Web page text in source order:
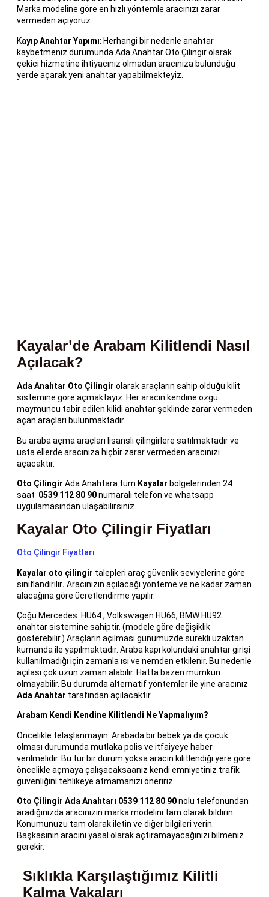
Marka modeline göre en hızlı yöntemle aracınızı zarar
vermeden açıyoruz.
Kayıp Anahtar Yapımı: Herhangi bir nedenle anahtar
kaybetmeniz durumunda Ada Anahtar Oto Çilingir olarak
çekici hizmetine ihtiyacınız olmadan aracınıza bulunduğu
yerde açarak yeni anahtar yapabilmekteyiz.
Kayalar’de Arabam Kilitlendi Nasıl
Açılacak?
Ada Anahtar Oto Çilingir olarak araçların sahip olduğu kilit
sistemine göre açmaktayız. Her aracın kendine özgü
maymuncu tabir edilen kilidi anahtar şeklinde zarar vermeden
açan araçları bulunmaktadır.
Bu araba açma araçları lisanslı çilingirlere satılmaktadır ve
usta ellerde aracınıza hiçbir zarar vermeden aracınızı
açacaktır.
Oto Çilingir Ada Anahtara tüm Kayalar bölgelerinden 24
saat 0539 112 80 90numaralı telefon ve whatsapp
uygulamasından ulaşabilirsiniz.
Kayalar Oto Çilingir Fiyatları
Oto Çilingir Fiyatları :
Kayalar oto çilingir talepleri araç güvenlik seviyelerine göre
sınıflandırılır. Aracınızın açılacağı yönteme ve ne kadar zaman
alacağına göre ücretlendirme yapılır.
Çoğu Mercedes HU64 , Volkswagen HU66, BMW HU92
anahtar sistemine sahiptir. (modele göre değişiklik
gösterebilir.) Araçların açılması günümüzde sürekli uzaktan
kumanda ile yapılmaktadır. Araba kapı kolundaki anahtar girişi
kullanılmadığı için zamanla ısı ve nemden etkilenir. Bu nedenle
açılası çok uzun zaman alabilir. Hatta bazen mümkün
olmayabilir. Bu durumda alternatif yöntemler ile yine aracınız
Ada Anahtar tarafından açılacaktır.
Arabam Kendi Kendine Kilitlendi Ne Yapmalıyım?
Öncelikle telaşlanmayın. Arabada bir bebek ya da çocuk
olması durumunda mutlaka polis ve itfaiyeye haber
verilmelidir. Bu tür bir durum yoksa aracın kilitlendiği yere göre
öncelikle açmaya çalışacaksaanız kendi emniyetiniz trafik
güvenliğini tehlikeye atmamanızı öneririz.
Oto Çilingir Ada Anahtarı 0539 112 80 90nolu telefonundan
aradığınızda aracınızın marka modelini tam olarak bildirin.
Konumunuzu tam olarak iletin ve diğer bilgileri verin.
Başkasının aracını yasal olarak açtıramayacağınızı bilmeniz
gerekir.
Sıklıkla Karşılaştığımız Kilitli
Kalma Vakaları